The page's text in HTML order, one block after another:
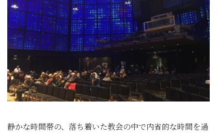
静かな時間帯の、落ち着いた教会の中で内省的な時間を過